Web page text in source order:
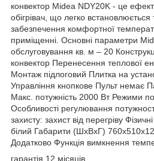
конвектор Midea NDY20K - це
обігрівач, що легко
забезпечення комфортної
приміщенні. Основні параметри
обслуговування кв. м – 20
конвектор Перенесення теплової
Монтаж підлоговий Плитка на
Управління кнопкове Пульт немає
Макс. потужність 2000 Вт Режими
Особливості регулювання
захисту: захист від перегріву
білий Габарити (ШхВхГ)
Додатково Функція вимкнення
гарантія 12 місяців